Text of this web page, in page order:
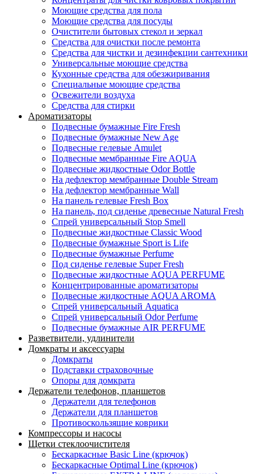
Моющие средства для пола
Моющие средства для посуды
Очистители бытовых стекол и зеркал
Средства для очистки после ремонта
Средства для чистки и дезинфекции сантехники
Универсальные моющие средства
Кухонные средства для обезжиривания
Специальные моющие средства
Освежители воздуха
Средства для стирки
Ароматизаторы
Подвесные бумажные Fire Fresh
Подвесные бумажные New Age
Подвесные гелевые Amulet
Подвесные мембранные Fire AQUA
Подвесные жидкостные Odor Bottle
На дефлектор мембранные Double Stream
На дефлектор мембранные Wall
На панель гелевые Fresh Box
На панель, под сиденье древесные Natural Fresh
Спрей универсальный Stop Smell
Подвесные жидкостные Classic Wood
Подвесные бумажные Sport is Life
Подвесные бумажные Perfume
Под сиденье гелевые Super Fresh
Подвесные жидкостные AQUA PERFUME
Концентрированные ароматизаторы
Подвесные жидкостные AQUA AROMA
Спрей универсальный Aquatica
Спрей универсальный Odor Perfume
Подвесные бумажные AIR PERFUME
Разветвители, удлинители
Домкраты и аксессуары
Домкраты
Подставки страховочные
Опоры для домкрата
Держатели телефонов, планшетов
Держатели для телефонов
Держатели для планшетов
Противоскользящие коврики
Компрессоры и насосы
Щетки стеклоочистителя
Бескаркасные Basic Line (крючок)
Бескаркасные Optimal Line (крючок)